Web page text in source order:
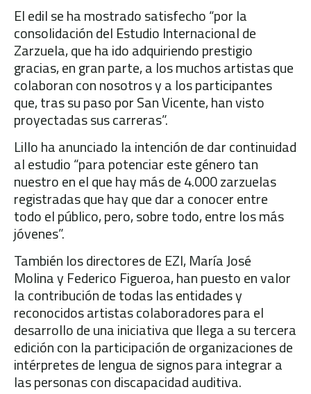
El edil se ha mostrado satisfecho “por la
consolidación del Estudio Internacional de
Zarzuela, que ha ido adquiriendo prestigio
gracias, en gran parte, a los muchos artistas que
colaboran con nosotros y a los participantes
que, tras su paso por San Vicente, han visto
proyectadas sus carreras”.
Lillo ha anunciado la intención de dar continuidad
al estudio “para potenciar este género tan
nuestro en el que hay más de 4.000 zarzuelas
registradas que hay que dar a conocer entre
todo el público, pero, sobre todo, entre los más
jóvenes”.
También los directores de EZI, María José
Molina y Federico Figueroa, han puesto en valor
la contribución de todas las entidades y
reconocidos artistas colaboradores para el
desarrollo de una iniciativa que llega a su tercera
edición con la participación de organizaciones de
intérpretes de lengua de signos para integrar a
las personas con discapacidad auditiva.